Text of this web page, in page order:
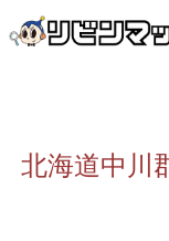
北海道中川